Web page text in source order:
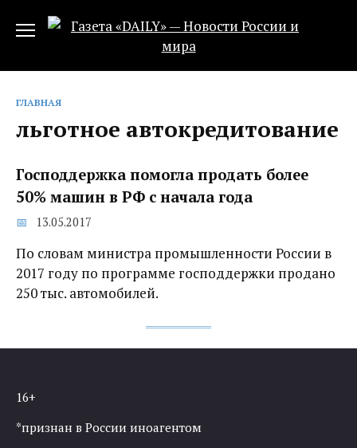
ГЛАВНАЯ
льготное автокредитование
Господдержка помогла продать более
50% машин в РФ с начала года‍
13.05.2017
По словам министра промышленности России в
2017 году по программе господдержки продано
250 тыс. автомобилей.
16+
*признан в России иноагентом